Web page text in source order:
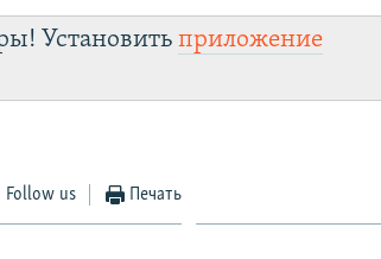
Установитьприложение
Follow us Печать